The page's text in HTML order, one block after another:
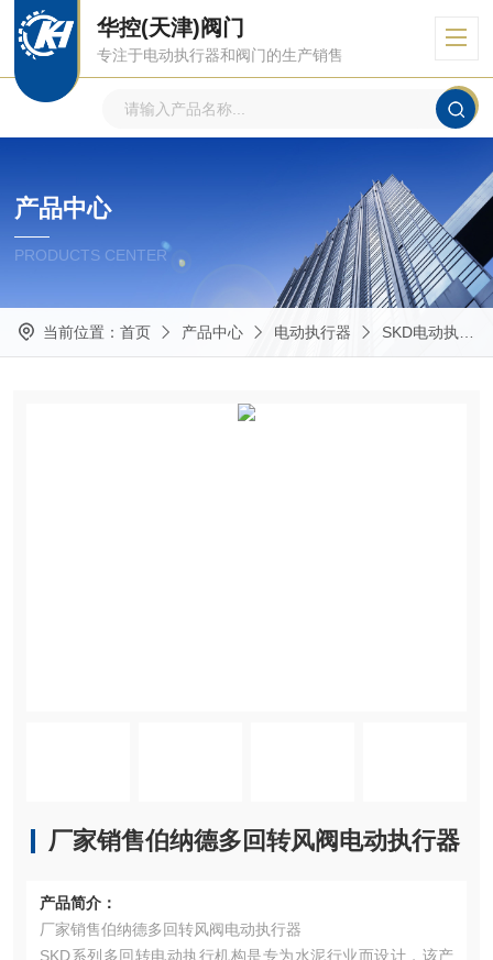
华控(天津)阀门
专注于电动执行器和阀门的生产销售
产品中心
PRODUCTS CENTER
当前位置： 首页 产品中心 电动执行器 SKD电动执行器
厂家销售伯纳德多回转风阀电动执行器
产品简介：
厂家销售伯纳德多回转风阀电动执行器
SKD系列多回转电动执行机构是专为水泥行业而设计，该产